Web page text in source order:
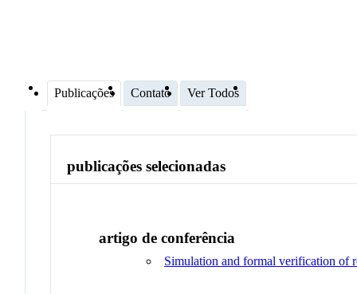
Publicações Contato Ver Todos
publicações selecionadas
artigo de conferência
Simulation and formal verification of